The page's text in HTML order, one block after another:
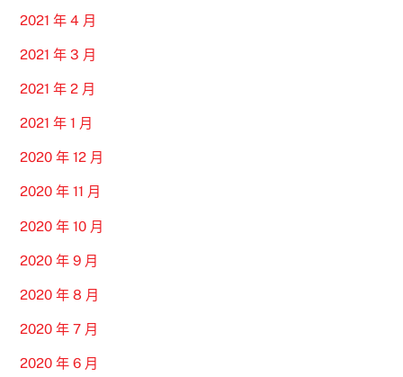
2021 年 4 月
2021 年 3 月
2021 年 2 月
2021 年 1 月
2020 年 12 月
2020 年 11 月
2020 年 10 月
2020 年 9 月
2020 年 8 月
2020 年 7 月
2020 年 6 月